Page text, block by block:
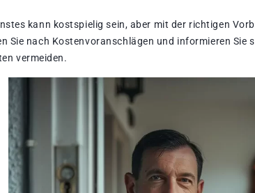
kann kostspielig sein, aber mit der richtigen
Sie nach Kostenvoranschlägen und informieren Sie
vermeiden.